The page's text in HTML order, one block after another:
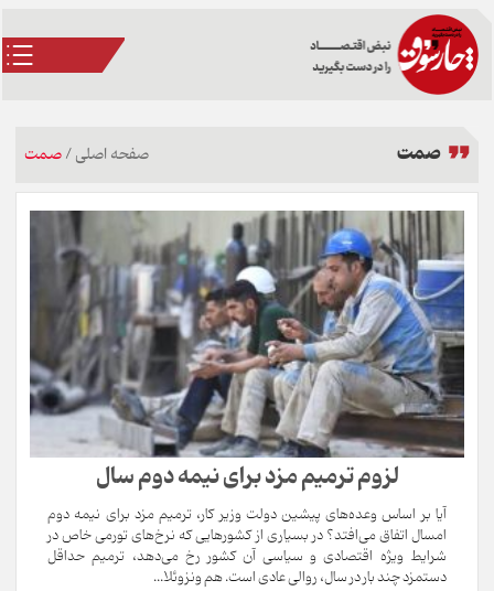
صمت صفحه اصلی/صمت
لزوم‌ ترمیم مزد برای نیمه دوم سال
آیا بر اساس وعده‌های پیشین دولت وزیر کار، ترمیم مزد برای نیمه دوم
امسال اتفاق می‌افتد؟ در بسیاری از کشورهایی که نرخ‌های تورمی خاص در
شرایط ویژه اقتصادی و سیاسی آن کشور رخ می‌دهد، ترمیم حداقل
دستمزد چند بار در سال، روالی عادی است. هم ونزوئلا...